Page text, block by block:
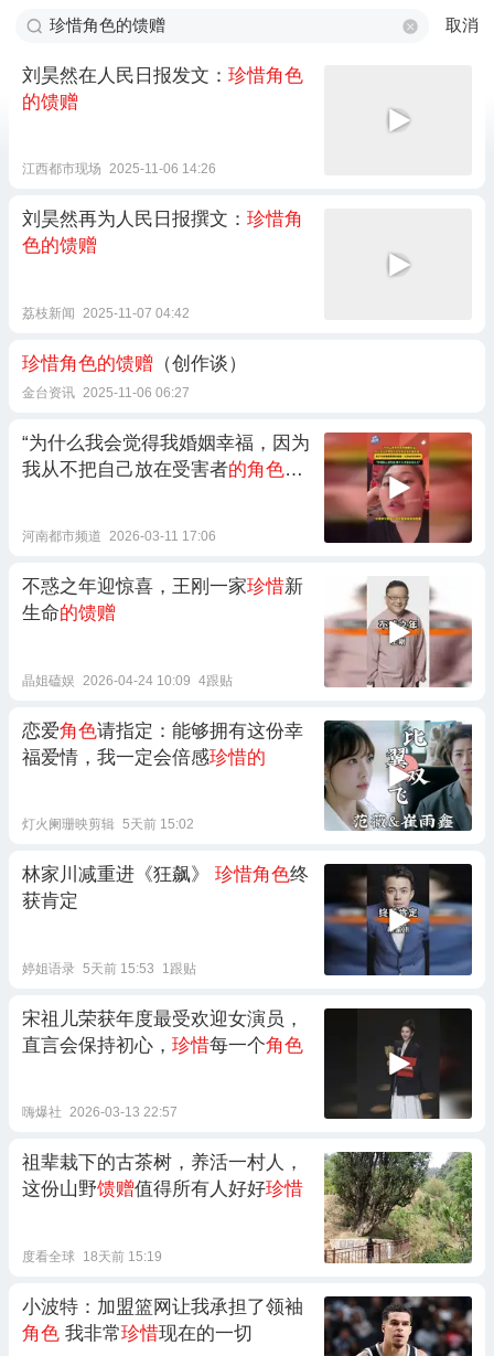
取消
刘昊然在人民日报发文： 珍惜角色
的馈赠
江西都市现场 2025-11-06 14:26
刘昊然再为人民日报撰文： 珍惜角
色的馈赠
荔枝新闻 2025-11-07 04:42
珍惜角色的馈赠 （创作谈）
金台资讯 2025-11-06 06:27
“为什么我会觉得我婚姻幸福，因为
我从不把自己放在受害者的角色
两个人才能长长久久
河南都市频道 2026-03-11 17:06
不惑之年迎惊喜，王刚一家珍惜新
生命的馈赠
晶姐磕娱 2026-04-24 10:09 4跟贴
恋爱角色请指定：能够拥有这份幸
福爱情，我一定会倍感珍惜的
灯火阑珊映剪辑 5天前 15:02
林家川减重进《狂飙》 珍惜角色终
获肯定
婷姐语录 5天前 15:53 1跟贴
宋祖儿荣获年度最受欢迎女演员，
直言会保持初心， 珍惜每一个角色
嗨爆社 2026-03-13 22:57
祖辈栽下的古茶树，养活一村人，
这份山野馈赠值得所有人好好珍惜
度看全球 18天前 15:19
小波特：加盟篮网让我承担了领袖
角色 我非常珍惜现在的一切